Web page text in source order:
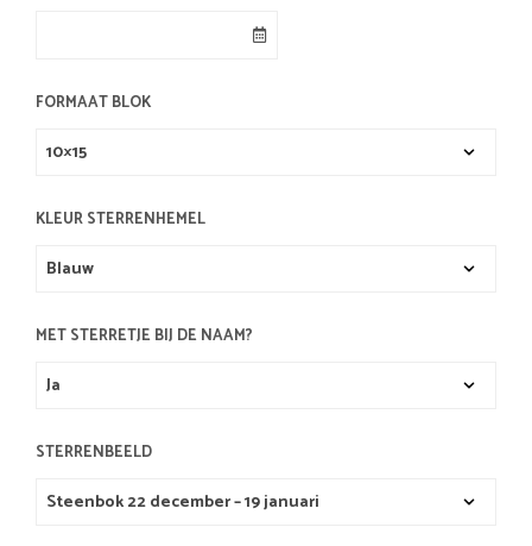
FORMAAT BLOK
KLEUR STERRENHEMEL
MET STERRETJE BIJ DE NAAM?
STERRENBEELD